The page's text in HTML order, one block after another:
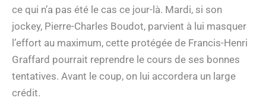
ce qui n’a pas été le cas ce jour-là. Mardi, si son
jockey, Pierre-Charles Boudot, parvient à lui masquer
l’effort au maximum, cette protégée de Francis-Henri
Graffard pourrait reprendre le cours de ses bonnes
tentatives. Avant le coup, on lui accordera un large
crédit.